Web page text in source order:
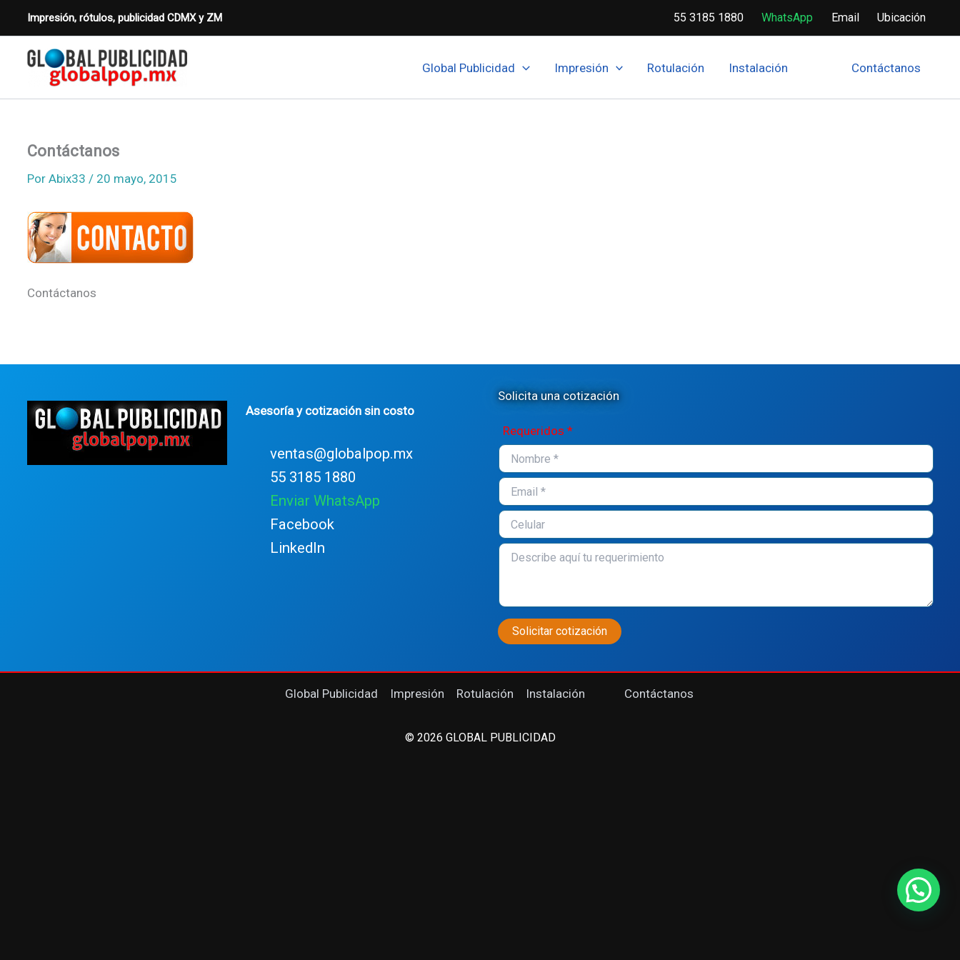
contenido
Impresión, rótulos, publicidad CDMX y ZM 55 3185 1880 WhatsApp Email Ubicación
Global Publicidad Impresión Rotulación Instalación Contáctanos
Contáctanos
Por Abix33 / 20 mayo, 2015
Contáctanos
Asesoría y cotización sin costo
ventas@globalpop.mx
55 3185 1880
Enviar WhatsApp
Facebook
LinkedIn
Solicita una cotización
Requeridos *
Global Publicidad Impresión Rotulación Instalación Contáctanos
© 2026 GLOBAL PUBLICIDAD